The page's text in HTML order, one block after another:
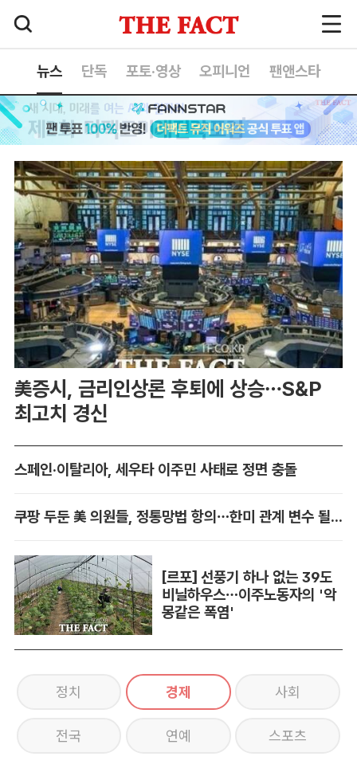
뉴스 단독 포토·영상 오피니언 팬앤스타
美증시, 금리인상론 후퇴에 상승…S&P
최고치 경신
스페인·이탈리아, 세우타 이주민 사태로 정면 충돌
쿠팡 두둔 美 의원들, 정통망법 항의…한미 관계 변수 될까
[르포] 선풍기 하나 없는 39도
비닐하우스…이주노동자의 '악
몽같은 폭염'
정치 경제 사회
전국 연예 스포츠